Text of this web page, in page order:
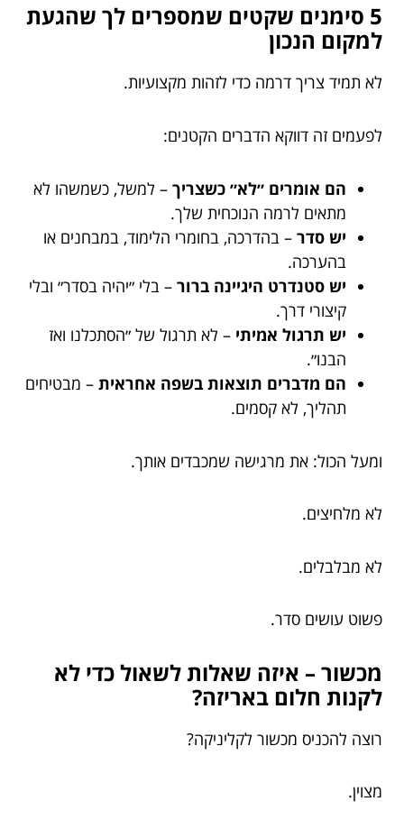
5 סימנים שקטים שמספרים לך שהגעת
למקום הנכון
לא תמיד צריך דרמה כדי לזהות מקצועיות.
לפעמים זה דווקא הדברים הקטנים:
הם אומרים ״לא״ כשצריך – למשל, כשמשהו לא
מתאים לרמה הנוכחית שלך.
יש סדר – בהדרכה, בחומרי הלימוד, במבחנים או
בהערכה.
יש סטנדרט היגיינה ברור – בלי ״יהיה בסדר״ ובלי
קיצורי דרך.
יש תרגול אמיתי – לא תרגול של ״הסתכלנו ואז
הבנו״.
הם מדברים תוצאות בשפה אחראית – מבטיחים
תהליך, לא קסמים.
ומעל הכול: את מרגישה שמכבדים אותך.
לא מלחיצים.
לא מבלבלים.
פשוט עושים סדר.
מכשור – איזה שאלות לשאול כדי לא
לקנות חלום באריזה?
רוצה להכניס מכשור לקליניקה?
מצוין.